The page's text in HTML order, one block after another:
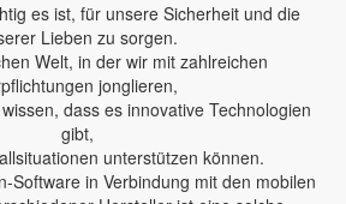
es ist, für unsere Sicherheit und die
Lieben zu sorgen.
Welt, in der wir mit zahlreichen
jonglieren,
dass es innovative Technologien
gibt,
unterstützen können.
Software in Verbindung mit den mobilen